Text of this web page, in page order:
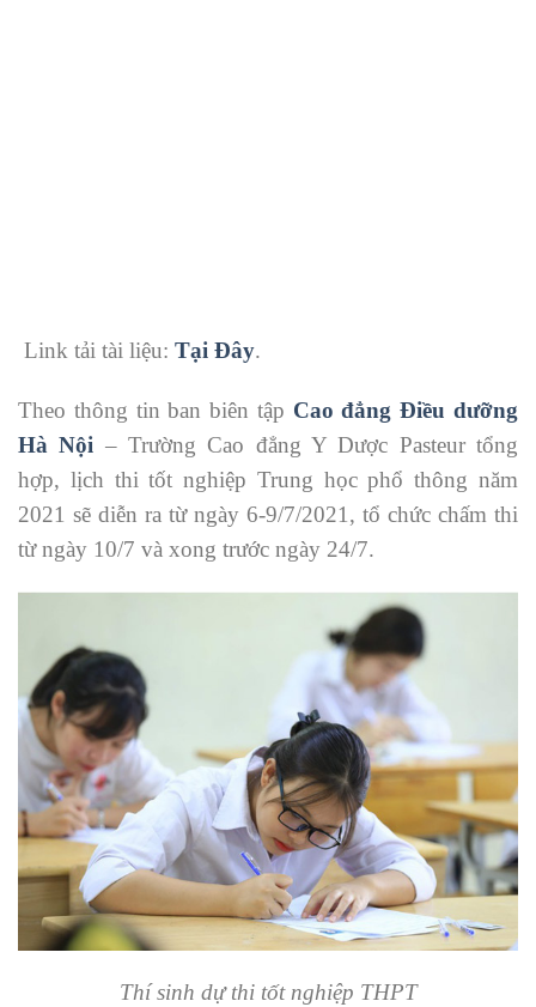
Link tải tài liệu: Tại Đây.
Theo thông tin ban biên tập Cao đẳng Điều dưỡng
Hà Nội – Trường Cao đẳng Y Dược Pasteur tổng
hợp, lịch thi tốt nghiệp Trung học phổ thông năm
2021 sẽ diễn ra từ ngày 6-9/7/2021, tổ chức chấm thi
từ ngày 10/7 và xong trước ngày 24/7.
Thí sinh dự thi tốt nghiệp THPT